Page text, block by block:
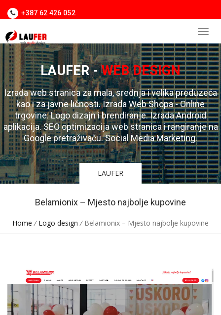
+387 62 426 052
LAUFER -WEB DESIGN
Izrada web stranica za mala, srednja i velika preduzeća
kao i za javne ličnosti. Izrada Web Shopa - Online
trgovine. Logo dizajn i brendiranje. Izrada Android
aplikacija. SEO optimizacija web stranica i rangiranje na
Google pretraživaču. Social Media Marketing.
LAUFER
Belamionix – Mjesto najbolje kupovine
Home / Logo design /Belamionix – Mjesto najbolje kupovine